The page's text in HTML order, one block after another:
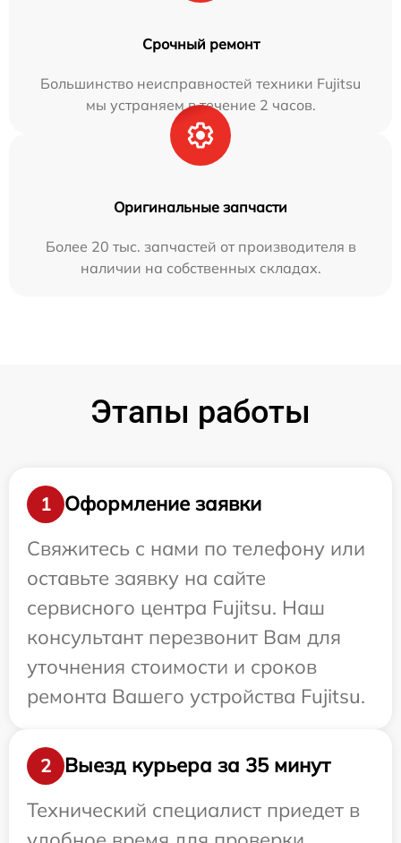
Срочный ремонт
Большинство неисправностей техники Fujitsu
мы устраняем в течение 2 часов.
Оригинальные запчасти
Более 20 тыс. запчастей от производителя в
наличии на собственных складах.
Этапы работы
1
Оформление заявки
Свяжитесь с нами по телефону или
оставьте заявку на сайте
сервисного центра Fujitsu. Наш
консультант перезвонит Вам для
уточнения стоимости и сроков
ремонта Вашего устройства Fujitsu.
2
Выезд курьера за 35 минут
Технический специалист приедет в